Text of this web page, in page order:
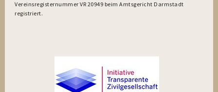
Vereinsregisternummer VR 20949 beim Amtsgericht Darmstadt
registriert.